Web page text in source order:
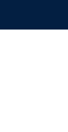
cấp lên gói